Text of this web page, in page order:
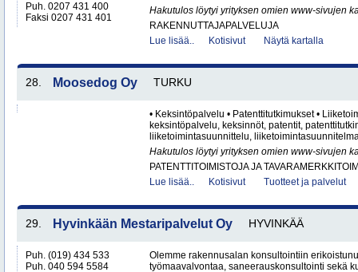
Puh. 0207 431 400
Faksi 0207 431 401
Hakutulos löytyi yrityksen omien www-sivujen
RAKENNUTTAJAPALVELUJA
Lue lisää..
Kotisivut Näytä kartalla
28. Moosedog Oy TURKU
• Keksintöpalvelu • Patenttitutkimukset •
keksintöpalvelu, keksinnöt, patentit,
liiketoimintasuunnittelu,
Hakutulos löytyi yrityksen omien www-sivujen
PATENTTITOIMISTOJA JA
Lue lisää..
Kotisivut Tuotteet ja palvelut
29. Hyvinkään Mestaripalvelut Oy HYVINKÄÄ
Puh. (019) 434 533
Puh. 040 594 5584
Olemme rakennusalan konsultointiin
työmaavalvontaa, saneerauskonsultointi sekä